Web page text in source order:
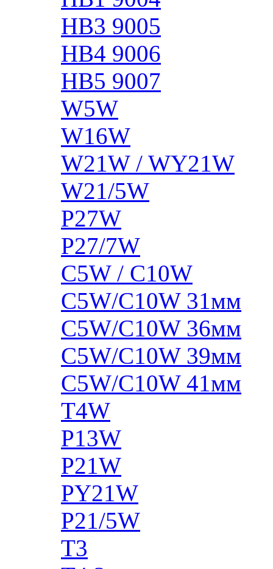
HB3 9005
HB4 9006
HB5 9007
W5W
W16W
W21W / WY21W
W21/5W
P27W
P27/7W
C5W / C10W
C5W/C10W 31мм
C5W/C10W 36мм
C5W/C10W 39мм
C5W/C10W 41мм
T4W
P13W
P21W
PY21W
P21/5W
T3